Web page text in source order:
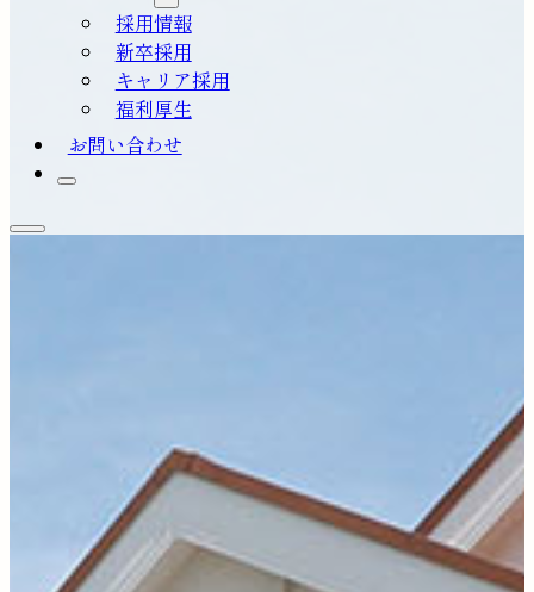
採用情報
新卒採用
キャリア採用
福利厚生
お問い合わせ